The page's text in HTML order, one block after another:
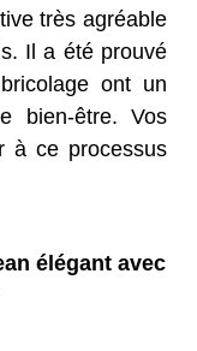
très agréable
Il a été prouvé
ont un
bien-être. Vos
à ce processus
élégant avec